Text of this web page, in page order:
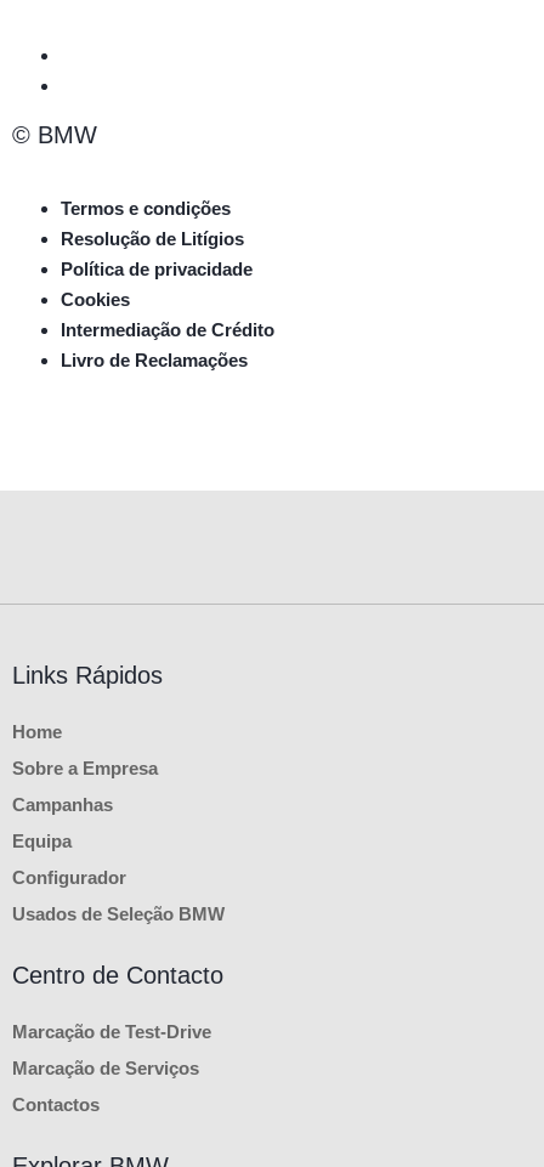
© BMW
Termos e condições
Resolução de Litígios
Política de privacidade
Cookies
Intermediação de Crédito
Livro de Reclamações
Links Rápidos
Home
Sobre a Empresa
Campanhas
Equipa
Configurador
Usados de Seleção BMW
Centro de Contacto
Marcação de Test-Drive
Marcação de Serviços
Contactos